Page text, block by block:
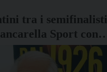
tra i semifinalisti
Sport con
miei sandali